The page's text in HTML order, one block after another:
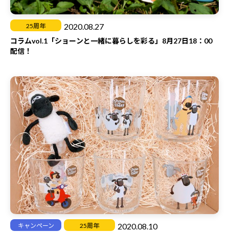
たします。
・ご応募受け付けの確認、抽選方法や当選・落選についてのお問
い合わせには、お答えいたしかねます。
・応募規約は予告なく変更されることがございます。変更された
場合は、変更後の内容が直ちに適用されます。
・Twitterのご利用にあたっては、Twitter利用規約
・本キャンペーンは、予告なく内容を変更、または終了すること
がございます。
・Twitterおよび関連するアプリケーションの動作環境により発
生する、本キャンペーンの中断または中止によって生じるいかな
る損害についても、当社は一切の責任を負いません。
・当サイトの、利用または当キャンペーンへのご応募によってい
かなるトラブル・損害（直接、間接を問わず）が発生したとして
も、当社は一切の責任を負いません。あらかじめ、ご了承くださ
い。
・本キャンペーンについてのツイートを含む、応募者のTwitter
上での発言内容や、それにまつわるトラブルに関しては、当社で
は一切責任を負いません。応募者の投稿内容から生じる結果につ
いては、応募者の方ご自身がその全責任を負うものとし、万が
一、第三者との間で紛争が発生した場合には、ご自身の費用と責
任において、問題を解決するものとします。
25周年 2020.08.27
コラムvol.1「ショーンと一緒に暮らしを彩る」8月27日18：00
配信！
キャンペーン 25周年 2020.08.10